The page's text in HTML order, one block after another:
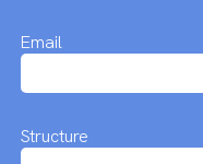
Email
Structure